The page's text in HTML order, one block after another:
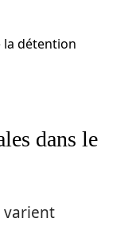
la détention
dans le
varient